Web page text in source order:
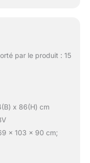
par le produit : 15
x 86(H) cm
x 103 x 90 cm;